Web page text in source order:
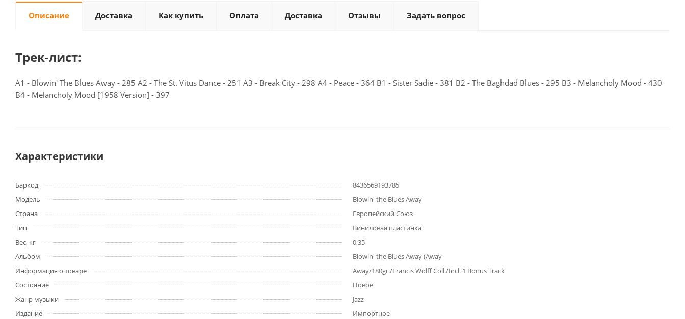
Описание Доставка Как купить Оплата Доставка Отзывы Задать вопрос
Трек-лист:
A1 - Blowin' The Blues Away - 285 A2 - The St. Vitus Dance - 251 A3 - Break City - 298 A4 - Peace - 364 B1 - Sister Sadie - 381 B2 - The Baghdad Blues - 295 B3 - Melancholy Mood - 430
B4 - Melancholy Mood [1958 Version] - 397
Характеристики
Баркод
8436569193785
Модель
Blowin' the Blues Away
Страна
Европейский Союз
Тип
Виниловая пластинка
Вес, кг
0,35
Альбом
Blowin' the Blues Away (Away
Информация о товаре
Away/180gr./Francis Wolff Coll./Incl. 1 Bonus Track
Состояние
Новое
Жанр музыки
Jazz
Издание
Импортное